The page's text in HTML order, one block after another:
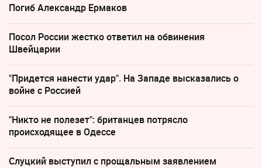
Погиб Александр Ермаков
Посол России жестко ответил на обвинения
Швейцарии
"Придется нанести удар". На Западе высказались о
войне с Россией
"Никто не полезет": британцев потрясло
происходящее в Одессе
Слуцкий выступил с прощальным заявлением